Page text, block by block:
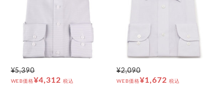
¥5,390
WEB価格¥4,312 税込
¥2,090
WEB価格¥1,672 税込